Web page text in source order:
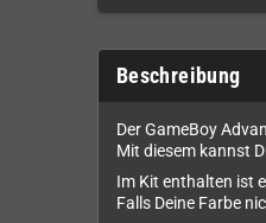
Beschreibung
Der GameBoy
Mit diesem kannst
Im Kit enthalten ist
Falls Deine Farbe